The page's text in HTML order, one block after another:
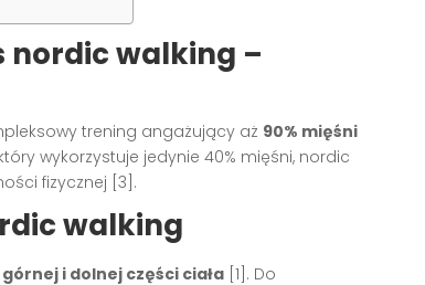
nordic walking –
trening angażujący aż 90% mięśni
wykorzystuje jedynie 40% mięśni, nordic
fizycznej [3].
walking
i dolnej części ciała [1]. Do